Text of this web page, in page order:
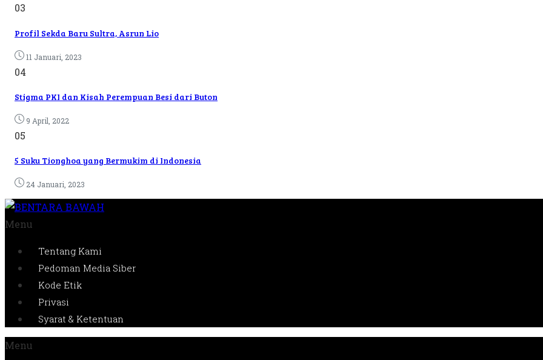
03
Profil Sekda Baru Sultra, Asrun Lio
11 Januari, 2023
04
Stigma PKI dan Kisah Perempuan Besi dari Buton
9 April, 2022
05
5 Suku Tionghoa yang Bermukim di Indonesia
24 Januari, 2023
Menu
Tentang Kami
Pedoman Media Siber
Kode Etik
Privasi
Syarat & Ketentuan
Menu